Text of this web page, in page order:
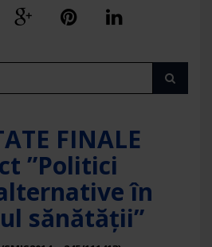
FINALE
”Politici
în
sănătății”